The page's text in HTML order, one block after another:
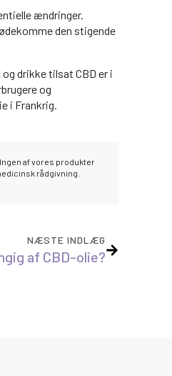
ændringer.
den stigende
drikke tilsat CBD er i
og
i Frankrig.
af vores produkter
rådgivning.
NÆSTE INDLÆG
af CBD-olie?